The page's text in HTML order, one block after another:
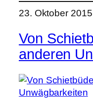
23. Oktober 2015
Von
anderen